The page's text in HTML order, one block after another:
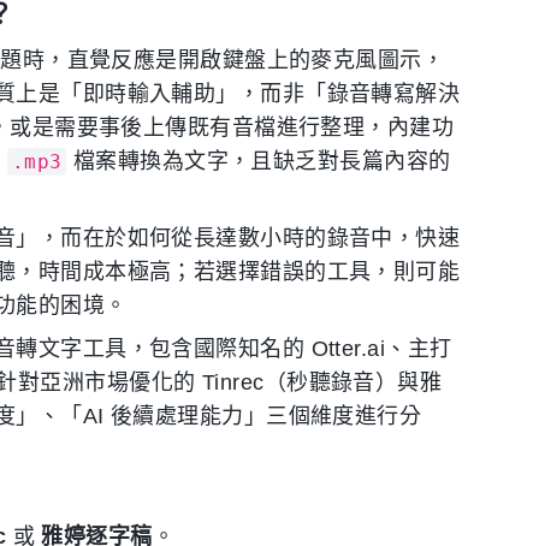
時，直覺反應是開啟鍵盤上的麥克風圖示，
上是「即時輸入輔助」，而非「錄音轉寫解決
是需要事後上傳既有音檔進行整理，內建功
.mp3 檔案轉換為文字，且缺乏對長篇內容的
」，而在於如何從長達數小時的錄音中，快速
，時間成本極高；若選擇錯誤的工具，則可能
能的困境。
轉文字工具，包含國際知名的 Otter.ai、主打
對亞洲市場優化的 Tinrec（秒聽錄音）與雅
」、「AI 後續處理能力」三個維度進行分
或雅婷逐字稿 。